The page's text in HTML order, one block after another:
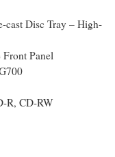
cast Disc Tray – High-
Panel
R, CD-RW